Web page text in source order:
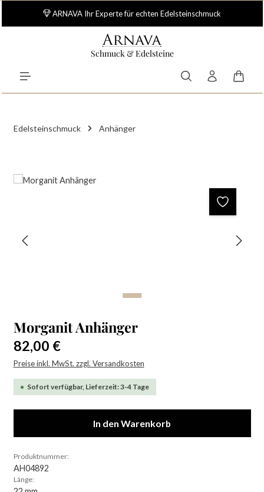
Zum Hauptinhalt springen
ARNAVA Ihr Experte für echten Edelsteinschmuck
Schmuck & Edelsteine
Edelsteinschmuck Anhänger
Bildergalerie überspringen
Morganit Anhänger
Regulärer Preis:
82,00 €
Preise inkl. MwSt. zzgl. Versandkosten
Sofort verfügbar, Lieferzeit: 3-4 Tage
In den Warenkorb
Produktnummer:
AH04892
Länge: